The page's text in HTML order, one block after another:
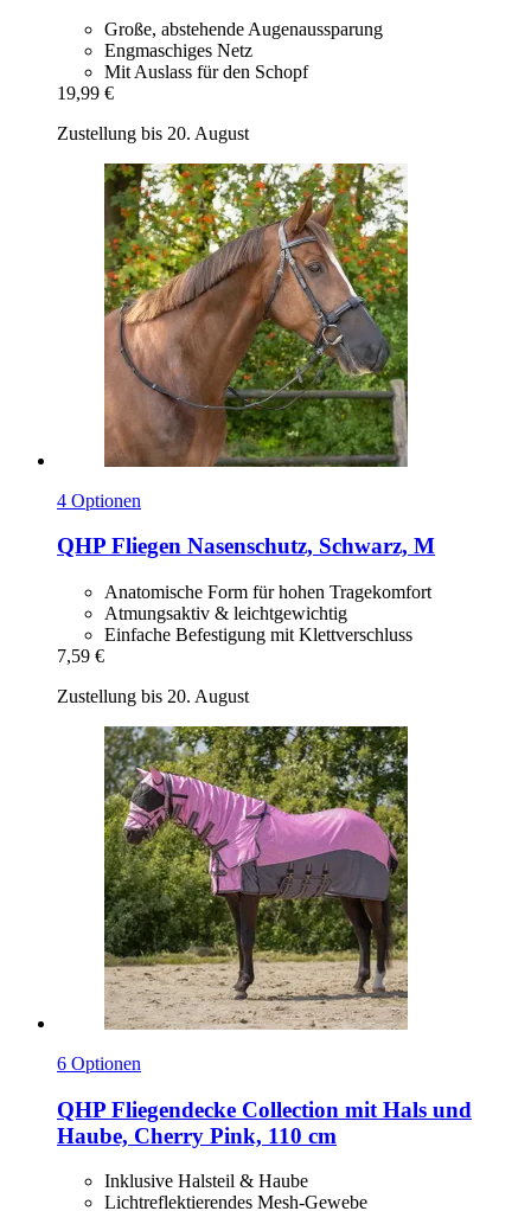
Große, abstehende Augenaussparung
Engmaschiges Netz
Mit Auslass für den Schopf
19,99 €
Zustellung bis 20. August
4 Optionen
QHP Fliegen Nasenschutz, Schwarz, M
Anatomische Form für hohen Tragekomfort
Atmungsaktiv & leichtgewichtig
Einfache Befestigung mit Klettverschluss
7,59 €
Zustellung bis 20. August
6 Optionen
QHP Fliegendecke Collection mit Hals und
Haube, Cherry Pink, 110 cm
Inklusive Halsteil & Haube
Lichtreflektierendes Mesh-Gewebe